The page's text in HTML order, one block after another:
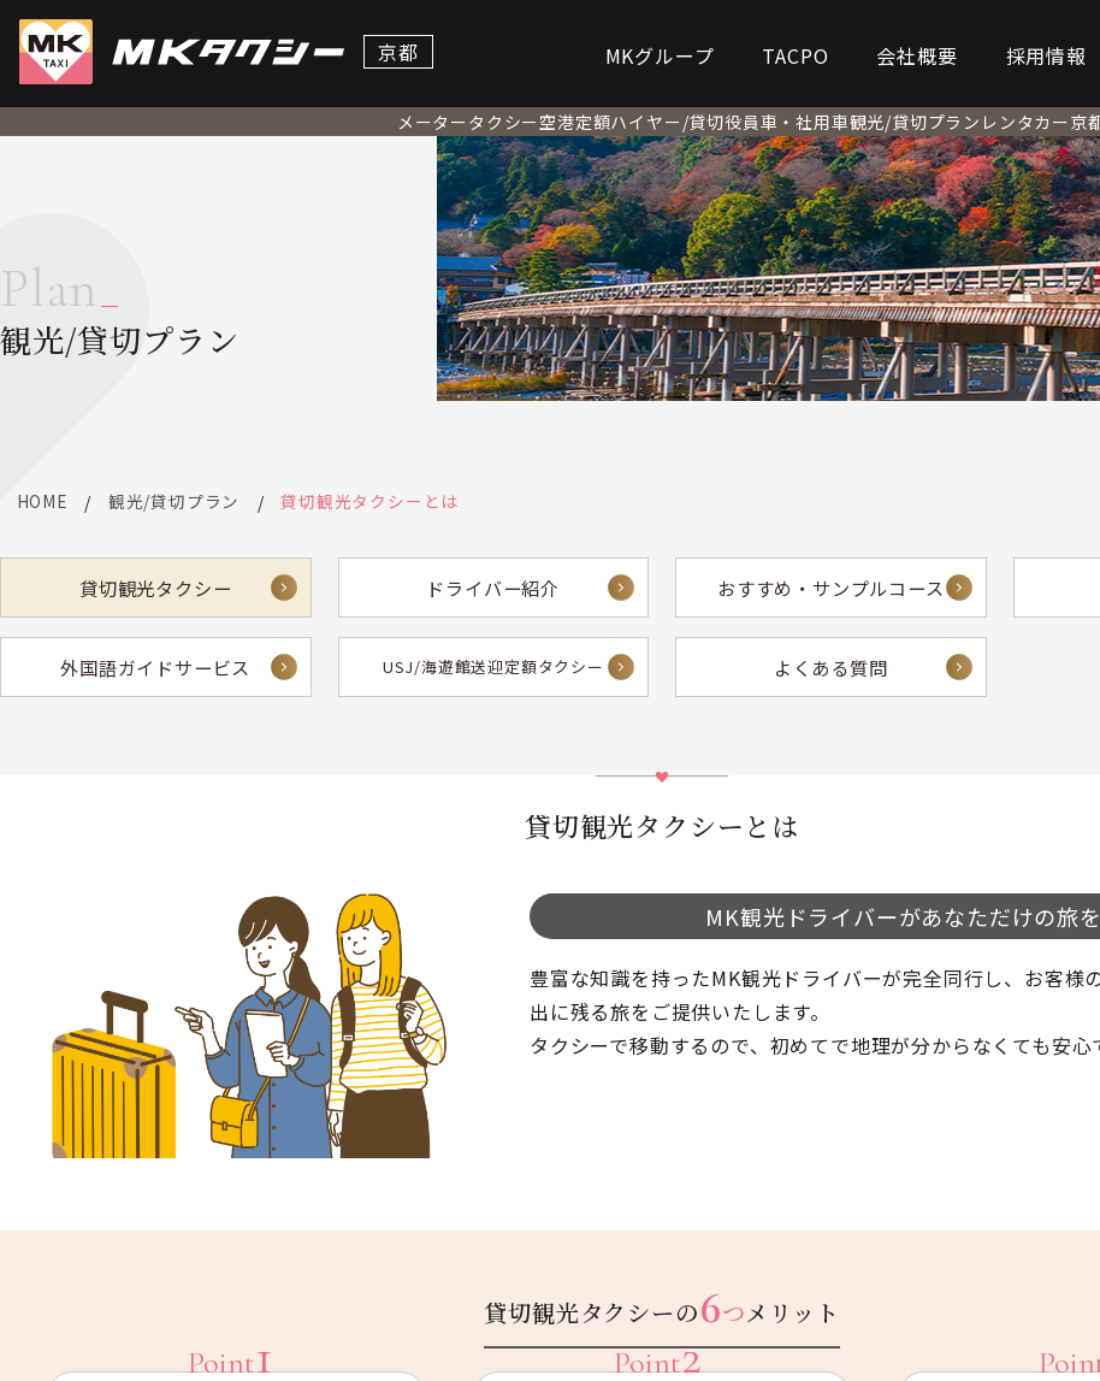
京都 MKグループ TACPO 会社概要 採用情報
メータータクシー空港定額ハイヤー/貸切役員車・社用車観光/貸切プラン レンタカー京
Plan
観光/貸切プラン
HOME 観光/貸切プラン 貸切観光タクシーとは
貸切観光タクシー ドライバー紹介 おすすめ・サンプルコース
外国語ガイドサービス USJ/海遊館送迎定額タクシー よくある質問
貸切観光タクシーとは
MK観光ドライバーがあなただけの旅
豊富な知識を持ったMK観光ドライバーが完全同行し、お客様
出に残る旅をご提供いたします。
タクシーで移動するので、初めてで地理が分からなくても安心
貸切観光タクシーの6つメリット